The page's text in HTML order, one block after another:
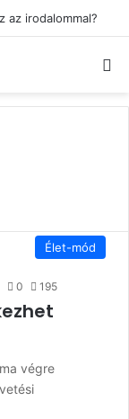
az irodalommal?
Élet-mód
0 195
végre